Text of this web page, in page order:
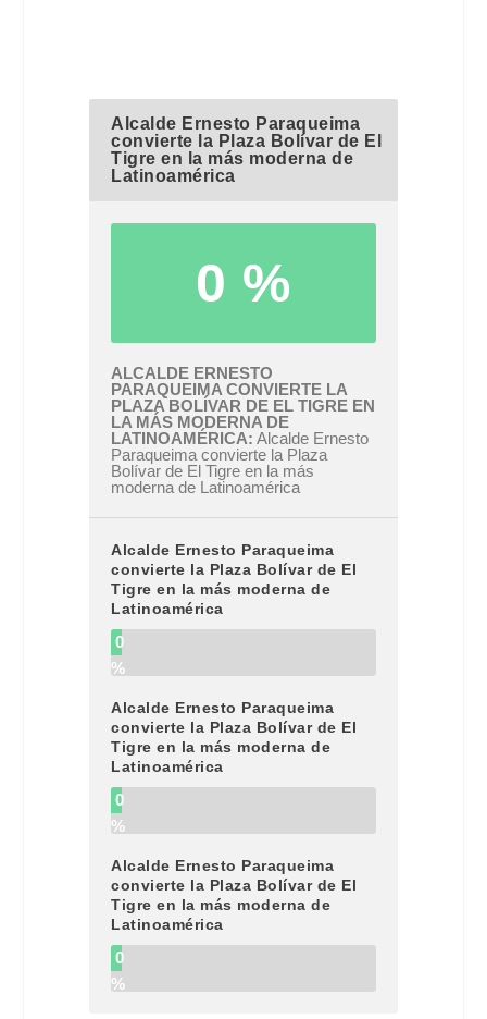
Alcalde Ernesto Paraqueima
convierte la Plaza Bolívar de El
Tigre en la más moderna de
Latinoamérica
0 %
ALCALDE ERNESTO
PARAQUEIMA CONVIERTE LA
PLAZA BOLÍVAR DE EL TIGRE EN
LA MÁS MODERNA DE
LATINOAMÉRICA Alcalde Ernesto
Paraqueima convierte la Plaza
Bolívar de El Tigre en la más
moderna de Latinoamérica
Alcalde Ernesto Paraqueima
convierte la Plaza Bolívar de El
Tigre en la más moderna de
Latinoamérica
0
%
Alcalde Ernesto Paraqueima
convierte la Plaza Bolívar de El
Tigre en la más moderna de
Latinoamérica
0
%
Alcalde Ernesto Paraqueima
convierte la Plaza Bolívar de El
Tigre en la más moderna de
Latinoamérica
0
%